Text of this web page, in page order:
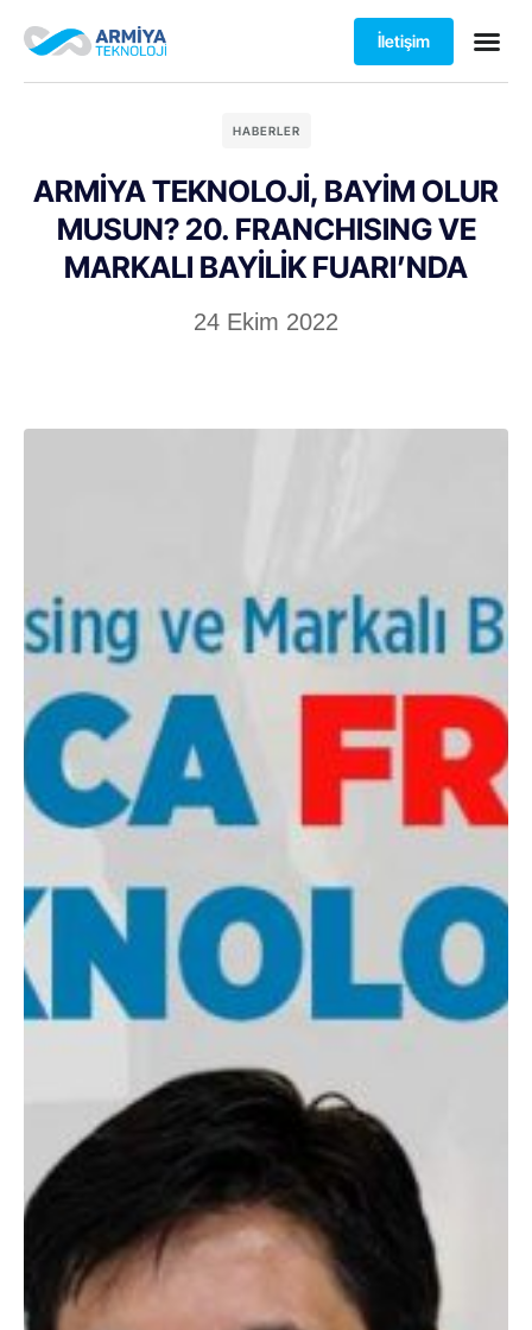
İletişim
HABERLER
ARMİYA TEKNOLOJİ, BAYİM OLUR
MUSUN? 20. FRANCHISING VE
MARKALI BAYİLİK FUARI’NDA
24 Ekim 2022